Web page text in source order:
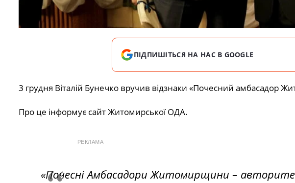
ПІДПИШІТЬСЯ НА НАС В GOOGLE
3 грудня Віталій Бунечко вручив відзнаки «Почесний амбасадор
Про це інформує сайт Житомирської ОДА.
РЕКЛАМА
«Почесні Амбасадори Житомирщини –